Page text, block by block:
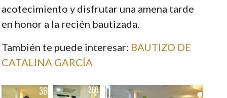
acotecimiento y disfrutar una amena tarde
en honor a la recién bautizada.
También te puede interesar: BAUTIZO DE
CATALINA GARCÍA